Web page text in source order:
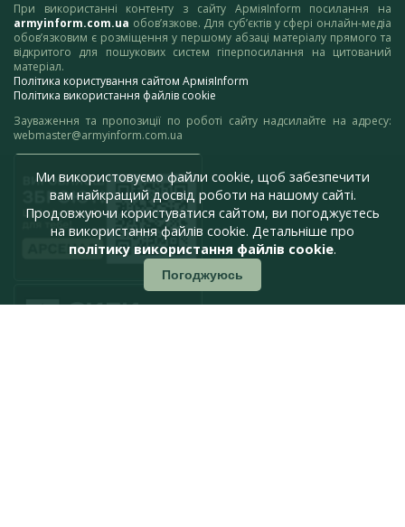
При використанні контенту з сайту АрміяInform посилання на
armyinform.com.ua обов’язкове. Для суб’єктів у сфері онлайн-медіа
обов’язковим є розміщення у першому абзаці матеріалу прямого та
відкритого для пошукових систем гіперпосилання на цитований
матеріал.
Політика користування сайтом АрміяInform
Політика використання файлів cookie
Зауваження та пропозиції по роботі сайту надсилайте на адресу:
webmaster@armyinform.com.ua
Ми використовуємо файли cookie, щоб забезпечити
вам найкращий досвід роботи на нашому сайті.
Продовжуючи користуватися сайтом, ви погоджуєтесь
на використання файлів cookie. Детальніше про
політику використання файлів cookie.
Погоджуюсь